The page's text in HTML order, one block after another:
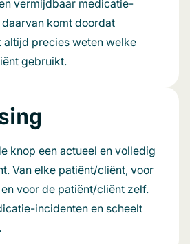
vermijdbaar medicatie-
komt doordat
altijd precies weten welke
gebruikt.
knop een actueel en volledig
Van elke patiënt/cliënt, voor
voor de patiënt/cliënt zelf.
incidenten en scheelt